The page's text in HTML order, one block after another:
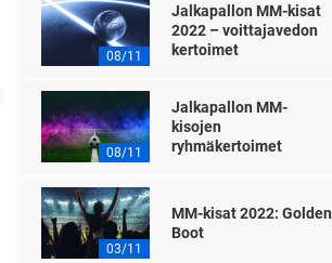
08/11
Jalkapallon MM-kisat
2022 – voittajavedon
kertoimet
08/11
Jalkapallon MM-
kisojen
ryhmäkertoimet
03/11
MM-kisat 2022: Golden
Boot